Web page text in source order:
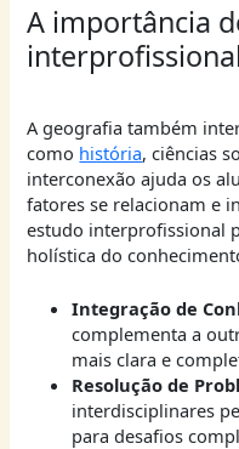
A importância
A geografia também
como história, ciências
interconexão ajuda os
fatores se relacionam e
estudo interprofissional
holística do
Integração de
complementa a
mais clara e
Resolução de
interdisciplinares
para desafios